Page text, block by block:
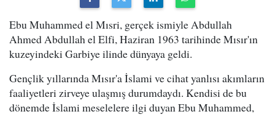
Ebu Muhammed el Mısri, gerçek ismiyle Abdullah
Ahmed Abdullah el Elfi, Haziran 1963 tarihinde Mısır'ın
kuzeyindeki Garbiye ilinde dünyaya geldi.
Gençlik yıllarında Mısır'a İslami ve cihat yanlısı akımların
faaliyetleri zirveye ulaşmış durumdaydı. Kendisi de bu
dönemde İslami meselelere ilgi duyan Ebu Muhammed,